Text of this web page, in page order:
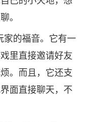
。
家的福音。它有一
里直接邀请好友
。而且，它还支
面直接聊天，不